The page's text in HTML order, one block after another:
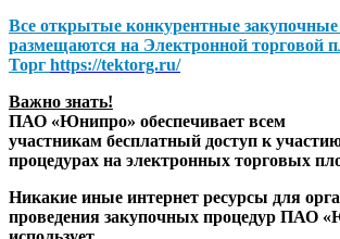
Все открытые конкурентные
размещаются на Электронной торговой
Торг https://tektorg.ru/
Важно знать!
ПАО «Юнипро» обеспечивает всем
участникам бесплатный доступ к
процедурах на электронных торговых
Никакие иные интернет ресурсы для
проведения закупочных процедур ПАО